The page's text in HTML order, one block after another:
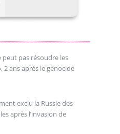
peut pas résoudre les
ans après le génocide
exclu la Russie des
après l’invasion de